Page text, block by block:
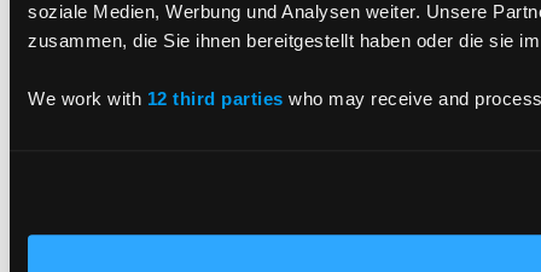
soziale Medien, Werbung und Analysen weiter. Unsere
zusammen, die Sie ihnen bereitgestellt haben oder die sie
We work with 12 third parties who may receive and